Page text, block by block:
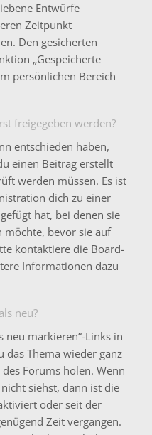
Entwürfe
Zeitpunkt
Den gesicherten
„Gespeicherte
persönlichen Bereich
freigegeben werden?
entschieden haben,
einen Beitrag erstellt
werden müssen. Es ist
dich zu einer
hat, bei denen sie
möchte, bevor sie auf
kontaktiere die Board-
Informationen dazu
neu?
neu markieren“-Links in
das Thema wieder ganz
Forums holen. Wenn
siehst, dann ist die
oder seit der
Zeit vergangen.